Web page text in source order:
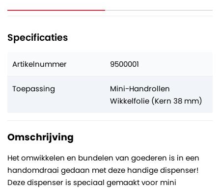
Specificaties
Artikelnummer 9500001
Toepassing
Mini-Handrollen
Wikkelfolie (Kern 38 mm)
Omschrijving
Het omwikkelen en bundelen van goederen is in een
handomdraai gedaan met deze handige dispenser!
Deze dispenser is speciaal gemaakt voor mini